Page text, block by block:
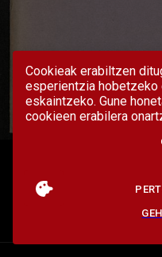
Cookieak erabiltzen
esperientzia
eskaintzeko. Gune
cookieen erabilera